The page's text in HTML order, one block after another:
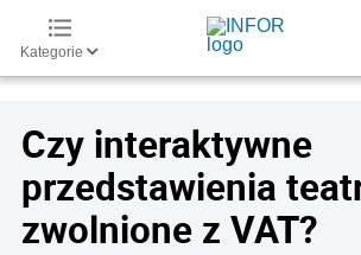
Kategorie
Czy interaktywne
przedstawienia
zwolnione z VAT?